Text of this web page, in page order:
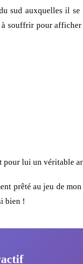
sud auxquelles il se
à souffrir pour
pour lui un véritable
prêté au jeu de
bien !